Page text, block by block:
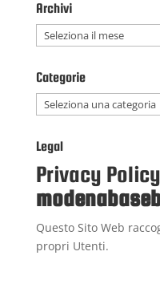
Archivi
Archivi
Categorie
Categorie
Legal
Privacy
Questo Sito Web
propri Utenti.